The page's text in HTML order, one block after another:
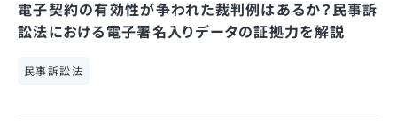
電子契約の有効性が争われた裁判例はあるか？民事訴
訟法における電子署名入りデータの証拠力を解説
民事訴訟法